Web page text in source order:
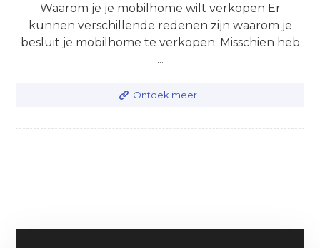
Waarom je je mobilhome wilt verkopen Er
kunnen verschillende redenen zijn waarom je
besluit je mobilhome te verkopen. Misschien heb
...
Ontdek meer